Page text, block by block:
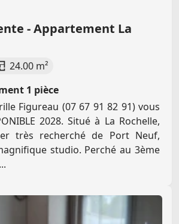
- Appartement La
24.00 m²
1 pièce
Figureau (07 67 91 82 91) vous
2028. Situé à La Rochelle,
très recherché de Port Neuf,
studio. Perché au 3ème